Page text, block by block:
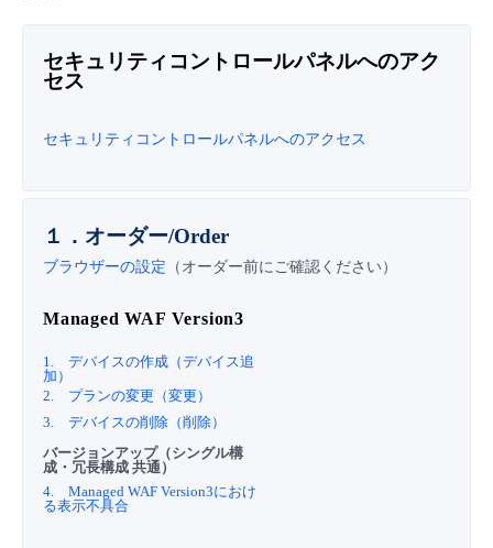
管理機能
サポート
すべてのメニューを見る
IoT
すべてのメニューを見る
- 管理機能
- 新規お申し込み方法
- ユーザー機能の管理
- 登録情報の管理
- APIリファレンス
- バックアップ
- リモートワーク
- ITインフラストラクチャー
故障/メンテナンス履歴
定期メンテナンス
販売パートナー向けプログラム
協業パートナー
トレーニング/操作動画
セキュリティコントロールパネルへのアク
セス
セキュリティコントロールパネルへのアクセス
１．オーダー/Order
ブラウザーの設定 （オーダー前にご確認ください）
Managed WAF Version3
1. デバイスの作成（デバイス追
加）
2. プランの変更（変更）
3. デバイスの削除（削除）
バージョンアップ（シングル構
成・冗長構成 共通）
4. Managed WAF Version3におけ
る表示不具合